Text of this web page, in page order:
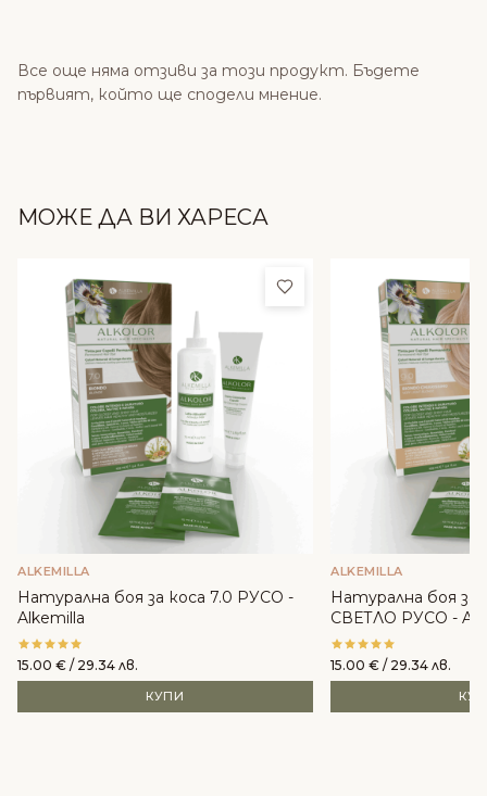
Все още няма отзиви за този продукт. Бъдете
първият, който ще сподели мнение.
МОЖЕ ДА ВИ ХАРЕСА
Добави в любими
ALKEMILLA
Натурална боя за коса 7.0 РУСО -
Alkemilla
15.00 € / 29.34 лв.
КУПИ
ALKEMILLA
Натурална боя
СВЕТЛО РУСО -
15.00 € / 29.34 лв.